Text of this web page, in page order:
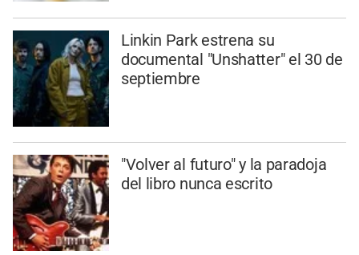
Linkin Park estrena su
documental "Unshatter" el 30 de
septiembre
"Volver al futuro" y la paradoja
del libro nunca escrito